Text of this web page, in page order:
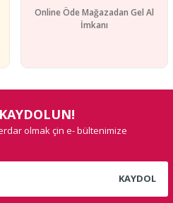
Online Öde Mağazadan Gel Al
İmkanı
olmak çin e- bültenimize
KAYDOL